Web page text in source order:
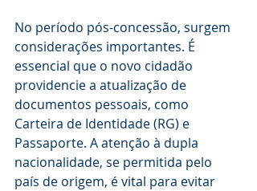
No período pós-concessão, surgem
considerações importantes. É
essencial que o novo cidadão
providencie a atualização de
documentos pessoais, como
Carteira de Identidade (RG) e
Passaporte. A atenção à dupla
nacionalidade, se permitida pelo
país de origem, é vital para evitar